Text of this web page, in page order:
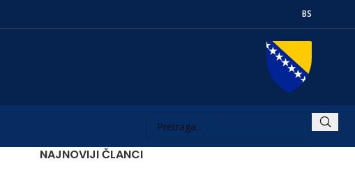
BS
NAJNOVIJI ČLANCI